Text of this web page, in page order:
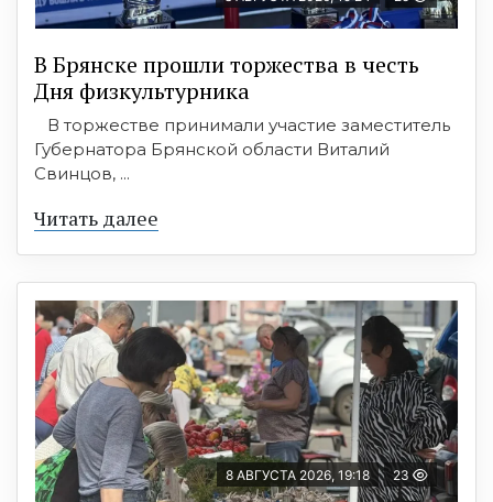
В Брянске прошли торжества в честь
Дня физкультурника
В торжестве принимали участие заместитель
Губернатора Брянской области Виталий
Свинцов, ...
Читать далее
8 АВГУСТА 2026, 19:18 23